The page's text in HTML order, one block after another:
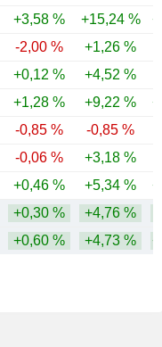
+3,58 % +15,24 %
-2,00 % +1,26 %
+0,12 % +4,52 %
+1,28 % +9,22 %
-0,85 % -0,85 %
-0,06 % +3,18 %
+0,46 % +5,34 %
+0,30 % +4,76 %
+0,60 % +4,73 %